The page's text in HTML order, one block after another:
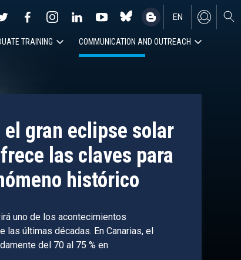
EN
ES
TRAINING COMMUNICATION AND OUTREACH
gran eclipse solar
las claves para
histórico
uno de los acontecimientos
últimas décadas. En Canarias, el
del 70 al 75 % en